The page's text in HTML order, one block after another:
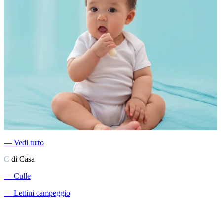
― Vedi tutto
C di Casa
― Culle
― Lettini campeggio